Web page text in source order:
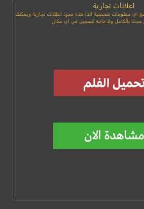
اعلانات تجارية
اي معلومات شخصية ابدا هذه مجرد اعلانات تجارية ويمكنك
مجانا بالكامل ولا حاجه لتسجيل في اي مكان